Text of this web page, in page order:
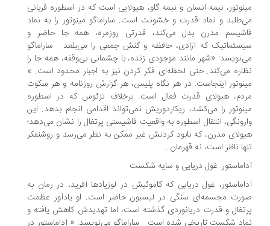
نیمه انسان و نیمه گاو، هیولایی است که در اسطوره قربانی
و نماد قدرت و خشونت است. ساراماگو مینوتور را به نماد
مدرن بدل می‌کند، قدرتی روزمره، همه جا حاضر و
که آزادی، حافظه و کنش جمعی را می‌بلعد . ساراماگو
«شهر مانند موجودی زنده، با چشمانی بی‌وقفه، همه جا را
می‌کند. حتی لحظه‌ای فکر کردن نیز به اجبار محدود است. »
اینجاست: در هر نگاه پلیس، هر گزارش روزنامه و هر سکوت
هیولای قدرت فعال است. برخلاف تزئوس که در اسطوره
را می‌کشد، ریکاردوریش نمی‌تواند اقدامی انجام بدهد. این
انتقال اسطوره به واقعیت فاشیستی پرتغال را نشان می‌دهد؛
مدرن، که نابود کردنش غیر ممکن به نظر می‌رسد و روشنفکر
ناظر است، نه قهرمان .
غول دریایی و سایه شکست
غول دریایی که کاموئیش در لوزیادها آفرید، در رمان به
مجسمه‌ای سنگی در لیسبون حاضر است. او یاد‌آور عظمت
و قدرت دریانوردی گذشته است، اما تهدیدش کاهش یافته و
شکست تاریخی شده است . ساراماگو می‌نویسد: « آداماستور در